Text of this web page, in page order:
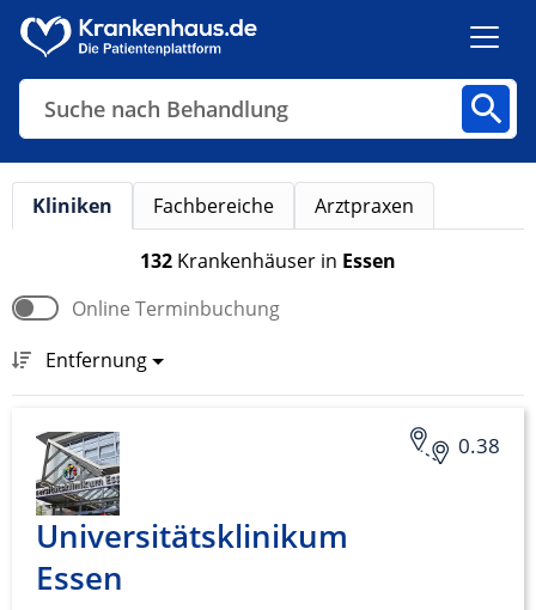
Suche nach Behandlung
Kliniken Fachbereiche Arztpraxen
132 Krankenhäuser in Essen
Online Terminbuchung
Entfernung
0.38
Universitätsklinikum
Essen